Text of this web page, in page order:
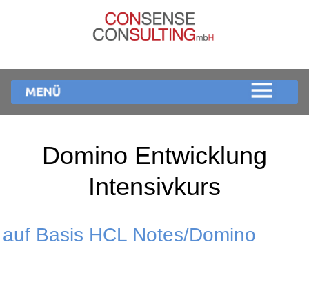
Domino Entwicklung
Intensivkurs
auf Basis HCL Notes/Domino